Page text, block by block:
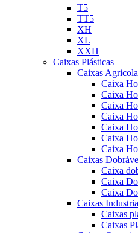
T5
TT5
XH
XL
XXH
Caixas Plásticas
Caixas
Caixa
Caixa
Caixa
Caixa
Caixa
Caixa
Caixa
Caixas
Caixa
Caixa
Caixa
Caixas
Caixas
Caixas